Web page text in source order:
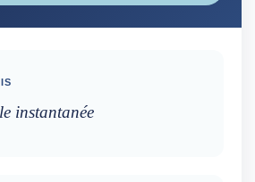
instantanée